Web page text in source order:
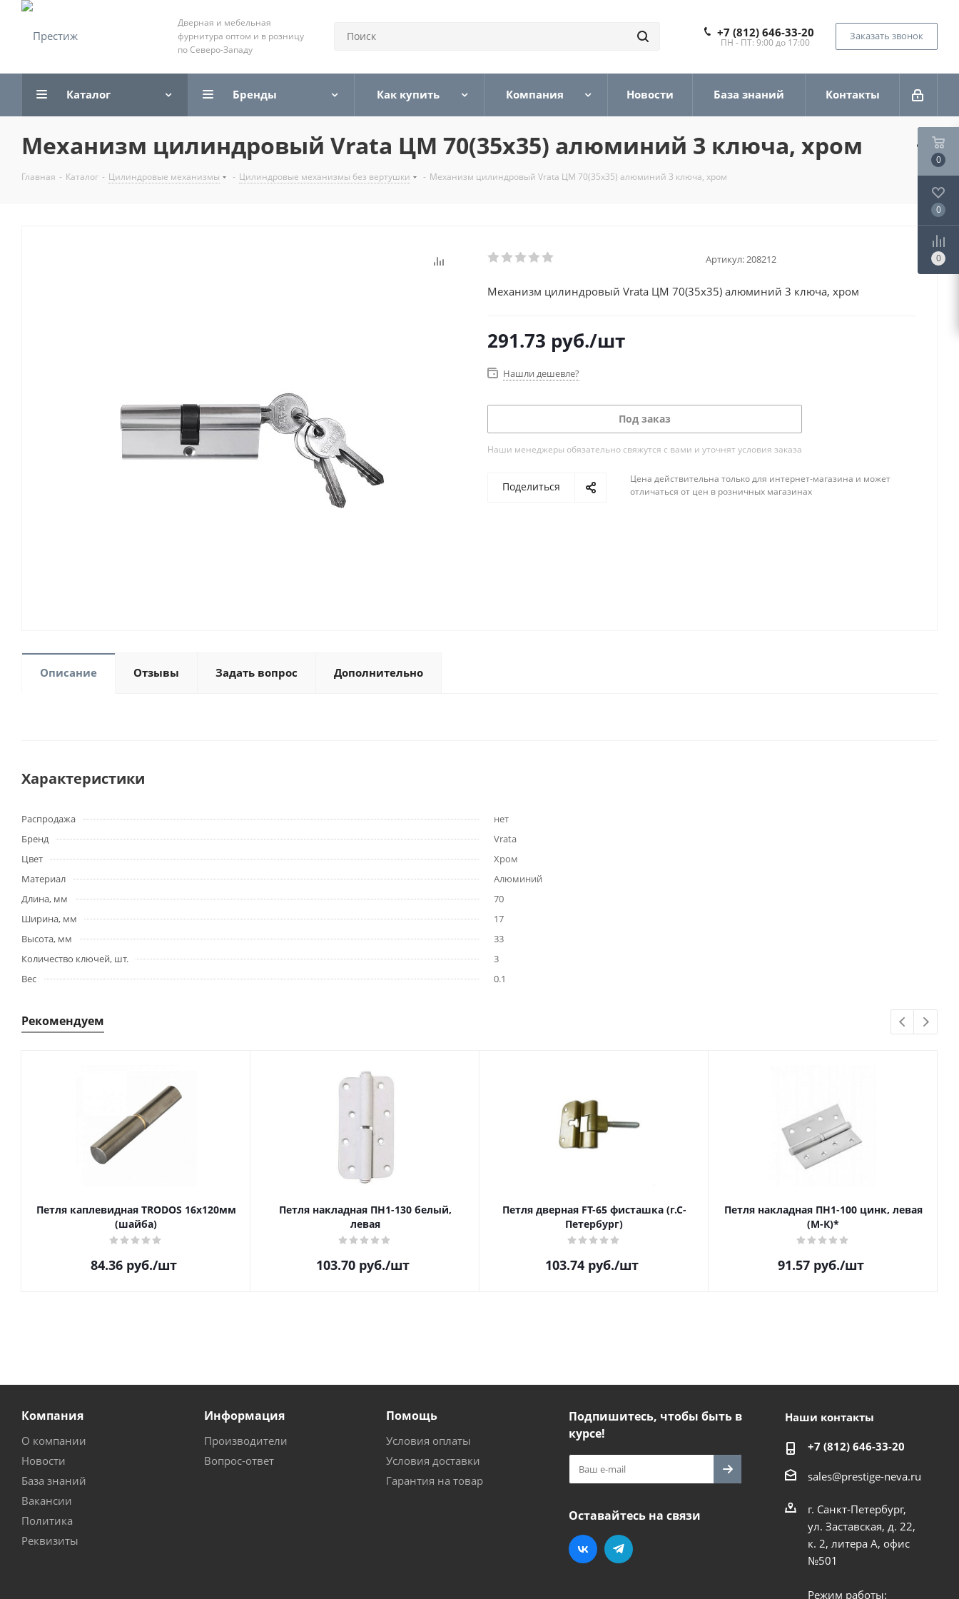
Дверная и мебельная
фурнитура оптом и в розницу
по Северо-Западу
+7 (812) 646-33-20
ПН - ПТ: 9:00 до 17:00
Заказать звонок
Каталог Бренды Как купить Компания Новости База знаний Контакты
Механизм цилиндровый Vrata ЦМ 70(35х35) алюминий 3 ключа, хром
Главная - Каталог - Цилиндровые механизмы - Цилиндровые механизмы без вертушки - Механизм цилиндровый Vrata ЦМ 70(35х35) алюминий 3 ключа, хром
Артикул: 208212
Механизм цилиндровый Vrata ЦМ 70(35х35) алюминий 3 ключа, хром
291.73 руб./шт
Нашли дешевле?
Под заказ
Наши менеджеры обязательно свяжутся с вами и уточнят условия заказа
Поделиться
Цена действительна только для интернет-магазина и может
отличаться от цен в розничных магазинах
Описание Отзывы Задать вопрос Дополнительно
Характеристики
Распродажа
нет
Бренд
Vrata
Цвет
Хром
Материал
Алюминий
Длина, мм
70
Ширина, мм
17
Высота, мм
33
Количество ключей, шт.
3
Вес
0.1
Рекомендуем
Петля каплевидная TRODOS 16х120мм
(шайба)
84.36руб./шт
Петля накладная ПН1-130 белый,
левая
103.70руб./шт
Петля дверная FT-65 фисташка (г.С-
Петербург)
103.74руб./шт
Петля накладная ПН1-100 цинк, левая
(М-К)*
91.57руб./шт
Компания
О компании
Новости
База знаний
Вакансии
Политика
Реквизиты
Информация
Производители
Вопрос-ответ
Помощь
Условия оплаты
Условия доставки
Гарантия на товар
Подпишитесь, чтобы быть в
курсе!
Оставайтесь на связи
Наши контакты
+7 (812) 646-33-20
sales@prestige-neva.ru
г. Санкт-Петербург,
ул. Заставская, д. 22,
к. 2, литера А, офис
№501
Режим работы:
0
0
0